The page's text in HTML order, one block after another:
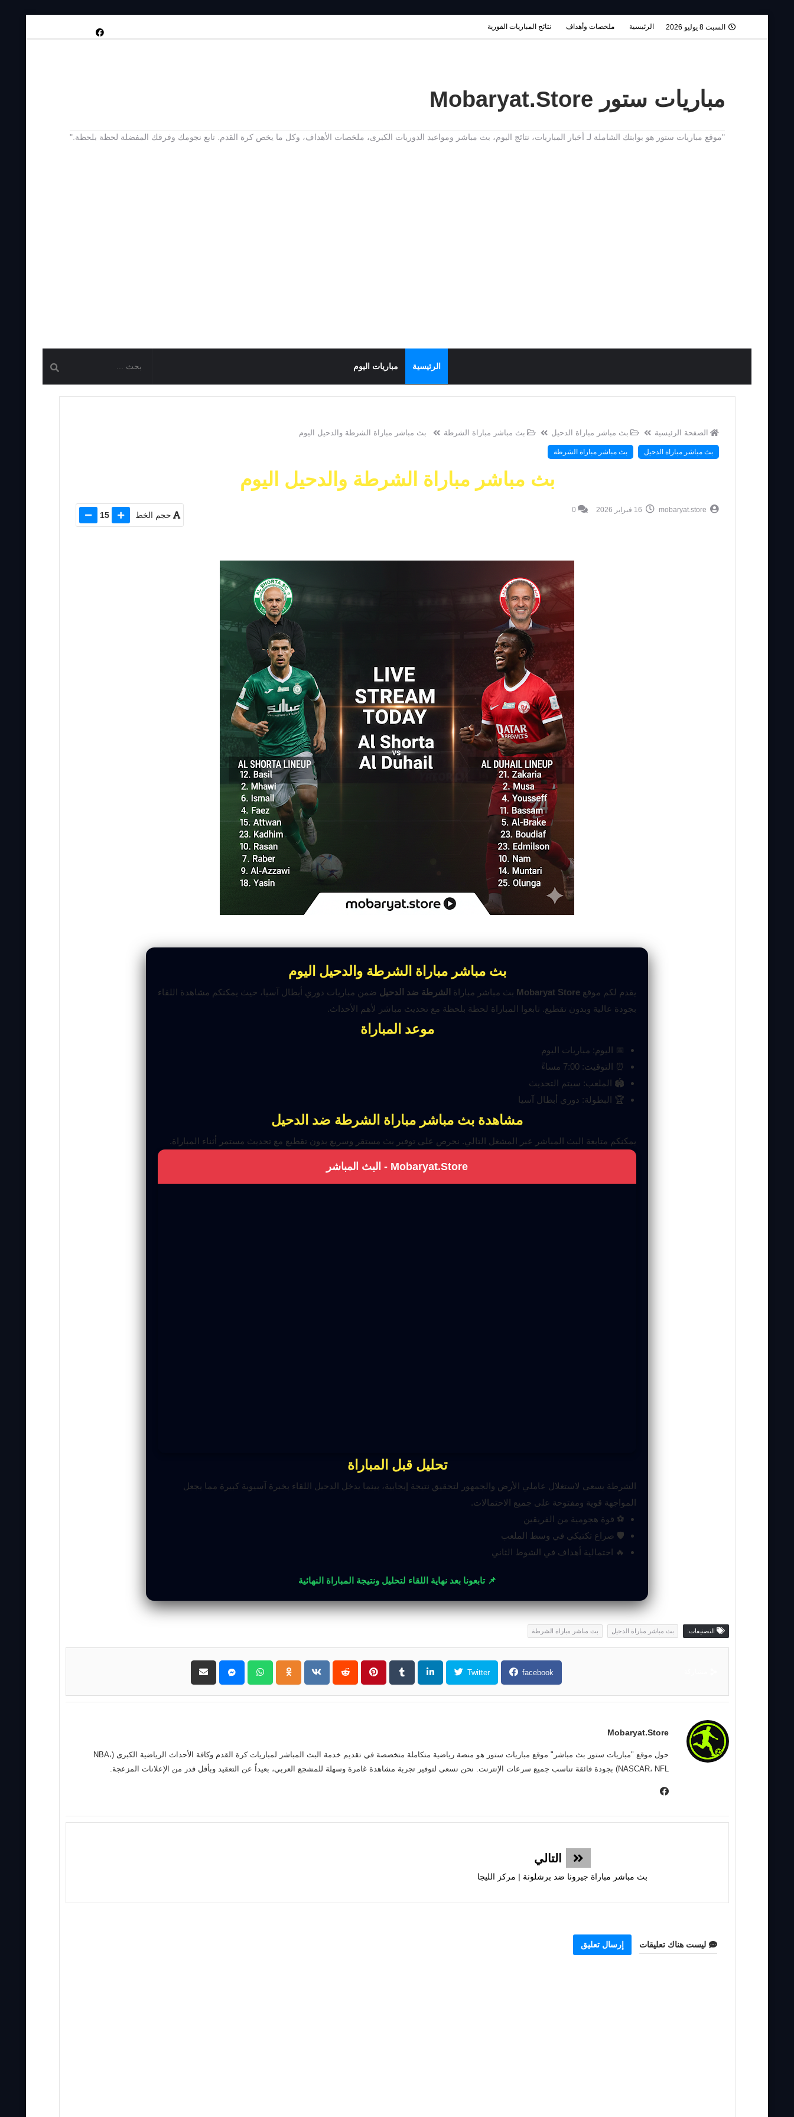
السبت 8 يوليو 2026 الرئيسية ملخصات وأهداف نتائج المباريات الفورية
مباريات ستور Mobaryat.Store
"موقع مباريات ستور هو بوابتك الشاملة لـ أخبار المباريات، نتائج اليوم، بث مباشر ومواعيد الدوريات الكبرى، ملخصات الأهداف، وكل ما يخص كرة القدم. تابع نجومك وفرقك المفضلة لحظة بلحظة."
الرئيسية مباريات اليوم
الصفحة الرئيسية بث مباشر مباراة الدحيل بث مباشر مباراة الشرطة بث مباشر مباراة الشرطة والدحيل اليوم
بث مباشر مباراة الدحيل بث مباشر مباراة الشرطة
بث مباشر مباراة الشرطة والدحيل اليوم
mobaryat.store
0
حجم الخط 15
بث مباشر مباراة الشرطة والدحيل اليوم
يقدم لكم موقع Mobaryat Store بث مباشر مباراة الشرطة ضد الدحيل ضمن مباريات دوري أبطال آسيا، حيث يمكنكم مشاهدة اللقاء
بجودة عالية وبدون تقطيع. تابعوا المباراة لحظة بلحظة مع تحديث مباشر لأهم الأحداث.
موعد المباراة
📅 اليوم: مباريات اليوم
⏰ التوقيت: 7:00 مساءً
🏟 الملعب: سيتم التحديث
🏆 البطولة: دوري أبطال آسيا
مشاهدة بث مباشر مباراة الشرطة ضد الدحيل
يمكنكم متابعة البث المباشر عبر المشغل التالي. نحرص على توفير بث مستقر وسريع بدون تقطيع مع تحديث مستمر أثناء المباراة.
Mobaryat.Store - البث المباشر
تحليل قبل المباراة
الشرطة يسعى لاستغلال عاملي الأرض والجمهور لتحقيق نتيجة إيجابية، بينما يدخل الدحيل اللقاء بخبرة آسيوية كبيرة مما يجعل
المواجهة قوية ومفتوحة على جميع الاحتمالات.
⚽ قوة هجومية من الفريقين
🛡 صراع تكتيكي في وسط الملعب
🔥 احتمالية أهداف في الشوط الثاني
📌 تابعونا بعد نهاية اللقاء لتحليل ونتيجة المباراة النهائية
التصنيفات: بث مباشر مباراة الدحيل بث مباشر مباراة الشرطة
facebook
Twitter
Mobaryat.store
حول موقع "مباريات ستور بث مباشر" موقع مباريات ستور هو منصة رياضية متكاملة متخصصة في تقديم خدمة البث المباشر لمباريات كرة القدم وكافة الأحداث الرياضية الكبرى (NBA،
NASCAR، NFL) بجودة فائقة تناسب جميع سرعات الإنترنت. نحن نسعى لتوفير تجربة مشاهدة غامرة وسهلة للمشجع العربي، بعيداً عن التعقيد وبأقل قدر من الإعلانات المزعجة.
التالي
بث مباشر مباراة جيرونا ضد برشلونة | مركز الليجا
ليست هناك تعليقات إرسال تعليق